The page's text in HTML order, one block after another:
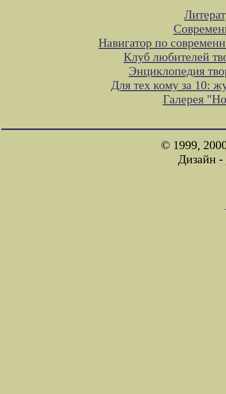
Навигатор по
Клуб любителей
Энциклопедия
Для тех кому за 10:
Галерея
© 1999,
Дизайн -